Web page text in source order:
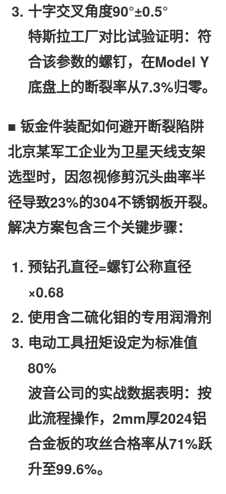
十字交叉角度90°±0.5°
特斯拉工厂对比试验证明：符
合该参数的螺钉，在Model Y
底盘上的断裂率从7.3%归零。
■ 钣金件装配如何避开断裂陷阱
北京某军工企业为卫星天线支架
选型时，因忽视​​修剪沉头曲率半
径​​导致23%的304不锈钢板开裂。
解决方案包含三个关键步骤：
预钻孔直径=螺钉公称直径
×0.68
使用含二硫化钼的专用润滑剂
电动工具扭矩设定为标准值
80%
波音公司的实战数据表明：按
此流程操作，2mm厚2024铝
合金板的攻丝合格率从71%跃
升至99.6%。